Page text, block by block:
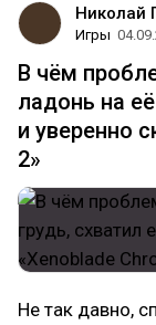
Николай
Игры
В чём
ладонь на
и уверенно
2»
Не так давно,